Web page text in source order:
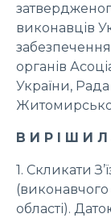
виконавців
забезпечення
органів
України,
В И Р І Ш И Л
1. Скликати
області).